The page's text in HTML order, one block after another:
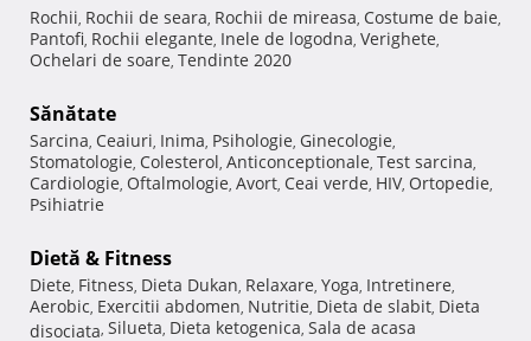
Rochii, Rochii de seara, Rochii de mireasa, Costume de baie,
Pantofi, Rochii elegante, Inele de logodna, Verighete,
Ochelari de soare, Tendinte 2020
Sănătate
Sarcina, Ceaiuri, Inima, Psihologie, Ginecologie,
Stomatologie, Colesterol, Anticonceptionale, Test sarcina,
Cardiologie, Oftalmologie, Avort, Ceai verde, HIV, Ortopedie,
Psihiatrie
Dietă & Fitness
Diete, Fitness, Dieta Dukan, Relaxare, Yoga, Intretinere,
Aerobic, Exercitii abdomen, Nutritie, Dieta de slabit, Dieta
disociata, Silueta, Dieta ketogenica, Sala de acasa